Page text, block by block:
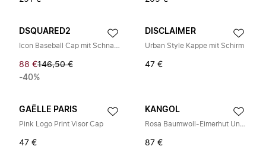
DSQUARED2
Icon Baseball Cap mit Schnallenverschluss
88 €146,50 €
-40%
DISCLAIMER
Urban Style Kappe mit Schirm
47 €
GAËLLE PARIS
Pink Logo Print Visor Cap
47 €
KANGOL
Rosa Baumwoll-Eimerhut Unisex
87 €